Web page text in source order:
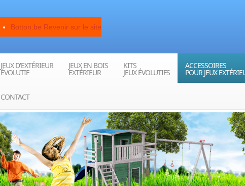
Botton.be Revenir sur le site
JEUX D'EXTÉRIEUR
ÉVOLUTIF
JEUX EN BOIS
EXTÉRIEUR
KITS
JEUX ÉVOLUTIFS
ACCESSOIRES
POUR JEUX
CONTACT